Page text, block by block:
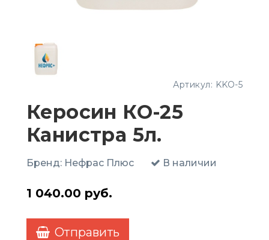
Артикул: KKO-5
Керосин КО-25
Канистра 5л.
Бренд: Нефрас Плюс В наличии
1 040.00 руб.
Отправить